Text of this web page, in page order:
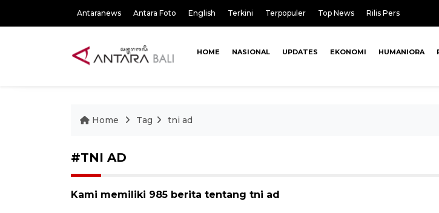
Antaranews Antara Foto English Terkini Terpopuler Top News Rilis Pers
HOME NASIONAL UPDATES EKONOMI HUMANIORA
Home Tag tni ad
#TNI AD
Kami memiliki 985 berita tentang tni ad